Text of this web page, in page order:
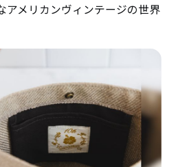
アメリカンヴィンテージの世界